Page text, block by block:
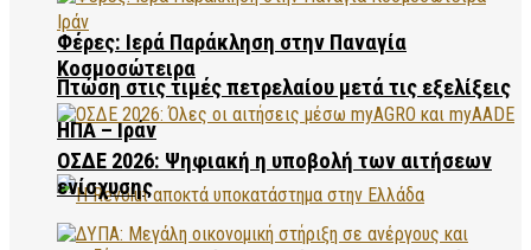
Πτώση στις τιμές πετρελαίου μετά τις εξελίξεις
ΗΠΑ – Ιράν
Φέρες: Ιερά Παράκληση στην Παναγία
Κοσμοσώτειρα
ΟΣΔΕ 2026: Ψηφιακή η υποβολή των αιτήσεων
ενίσχυσης